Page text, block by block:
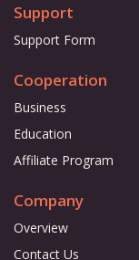
Support
Support Form
Cooperation
Business
Education
Affiliate Program
Company
Overview
Contact Us